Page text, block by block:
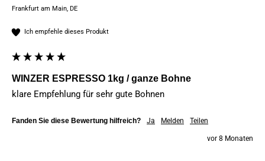
Frankfurt am Main, DE
Ich empfehle dieses Produkt
WINZER ESPRESSO 1kg / ganze Bohne
klare Empfehlung für sehr gute Bohnen
Fanden Sie diese Bewertung hilfreich? Ja Melden Teilen
vor 8 Monaten